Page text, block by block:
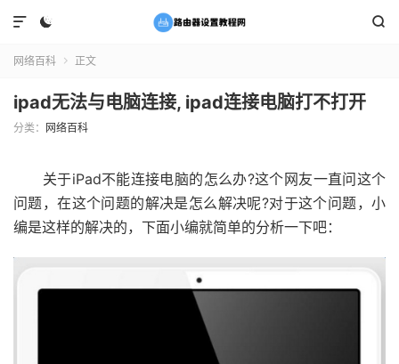
 

网络百科  正文
ipad无法与电脑连接, ipad连接电脑打不打开
分类： 网络百科
关于iPad不能连接电脑的怎么办?这个网友一直问这个
问题，在这个问题的解决是怎么解决呢?对于这个问题，小
编是这样的解决的，下面小编就简单的分析一下吧：